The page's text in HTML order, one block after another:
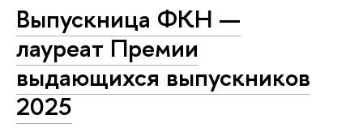
Выпускница ФКН —
лауреат Премии
выдающихся выпускников
2025